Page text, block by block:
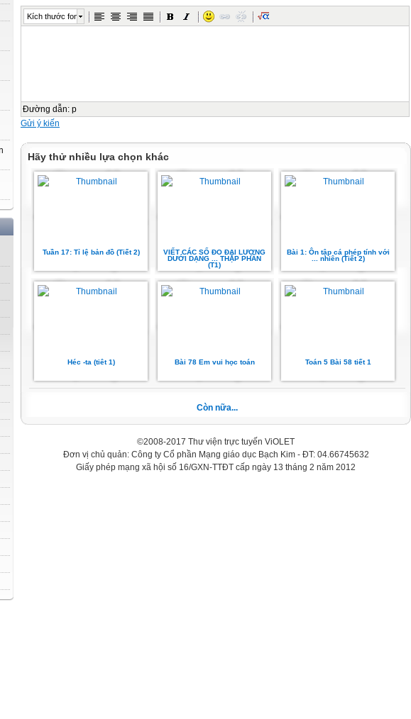
Kích thước font
Đường dẫn: p
Gửi ý kiến
Hãy thử nhiều lựa chọn khác
Tuần 17: Tỉ lệ bản đồ (Tiết 2)
VIẾT CÁC SỐ ĐO ĐẠI LƯỢNG
DƯỚI DẠNG ... THẬP PHÂN
(T1)
Bài 1: Ôn tập cá phép tính với
... nhiên (Tiết 2)
Héc -ta (tiêt 1) Bài 78 Em vui học toán Toán 5 Bài 58 tiết 1
Còn nữa...
©2008-2017 Thư viện trực tuyến ViOLET
Đơn vị chủ quản: Công ty Cổ phần Mạng giáo dục Bạch Kim - ĐT: 04.66745632
Giấy phép mạng xã hội số 16/GXN-TTĐT cấp ngày 13 tháng 2 năm 2012